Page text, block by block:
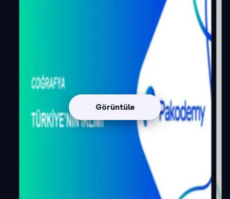
Görüntüle